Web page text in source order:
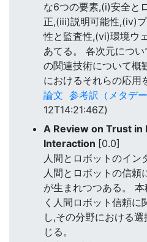
な6つの要素,(i)安全と
正,(iii)説明可能性,(iv)
性と監査性,(vi)環境ウ
あてる。 各次元につ
の関連技術について概
におけるそれらの応用
論文 参考訳（メタデー
12T14:21:46Z)
A Review on Trust in
Interaction [0.0]
人間とロボットのイン
人間とロボットの信頼
が生まれつつある。
く人間ロボット信頼に
し,その分野における
じる。